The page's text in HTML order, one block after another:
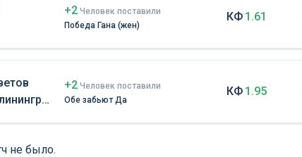
+2 Человек поставили
Победа Гана (жен)
КФ 1.61
+2 Человек поставили
Обе забьют Да
КФ 1.95
не было.